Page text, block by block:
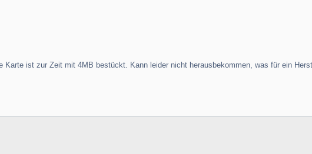
Karte ist zur Zeit mit 4MB bestückt. Kann leider nicht herausbekommen, was für ein